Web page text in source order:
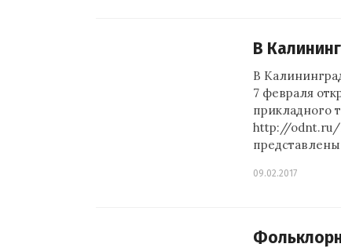
В
В
7 февраля
прикладного
http://odnt.ru/
09.02.2017